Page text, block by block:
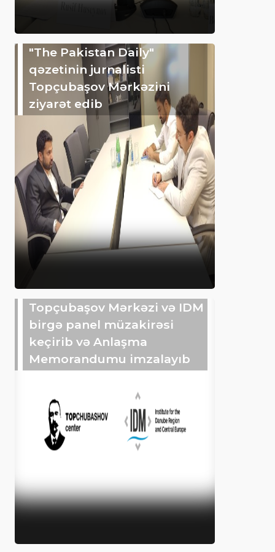
"The Pakistan Daily"
qəzetinin jurnalisti
Topçubaşov Mərkəzini
ziyarət edib
Topçubaşov Mərkəzi və IDM
birgə panel müzakirəsi
keçirib və Anlaşma
Memorandumu imzalayıb